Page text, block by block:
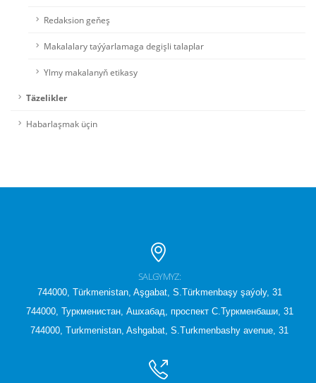
Redaksion geňeş
Makalalary taýýarlamaga degişli talaplar
Ylmy makalanyň etikasy
Täzelikler
Habarlaşmak üçin
SALGYMYZ:
744000, Türkmenistan, Aşgabat, S.Türkmenbaşy şaýoly, 31
744000, Туркменистан, Ашхабад, проспект С.Туркменбаши, 31
744000, Turkmenistan, Ashgabat, S.Turkmenbashy avenue, 31